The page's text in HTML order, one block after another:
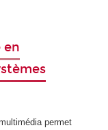
en
permet